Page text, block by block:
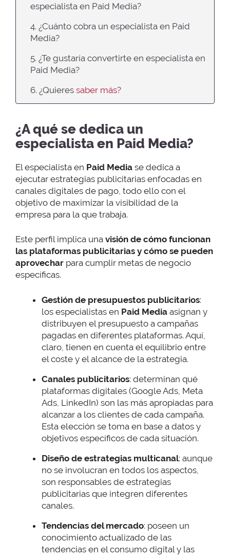
especialista en Paid Media?
4. ¿Cuánto cobra un especialista en Paid
Media?
5. ¿Te gustaría convertirte en especialista en
Paid Media?
6. ¿Quieres saber más?
¿A qué se dedica un
especialista en Paid Media?
El especialista en Paid Media se dedica a
ejecutar estrategias publicitarias enfocadas en
canales digitales de pago, todo ello con el
objetivo de maximizar la visibilidad de la
empresa para la que trabaja.
Este perfil implica una visión de cómo funcionan
las plataformas publicitarias y cómo se pueden
aprovechar para cumplir metas de negocio
específicas.
Gestión de presupuestos publicitarios:
los especialistas en Paid Media asignan y
distribuyen el presupuesto a campañas
pagadas en diferentes plataformas. Aquí,
claro, tienen en cuenta el equilibrio entre
el coste y el alcance de la estrategia.
Canales publicitarios: determinan qué
plataformas digitales (Google Ads, Meta
Ads, LinkedIn) son las más apropiadas para
alcanzar a los clientes de cada campaña.
Esta elección se toma en base a datos y
objetivos específicos de cada situación.
Diseño de estrategias multicanal: aunque
no se involucran en todos los aspectos,
son responsables de estrategias
publicitarias que integren diferentes
canales.
Tendencias del mercado: poseen un
conocimiento actualizado de las
tendencias en el consumo digital y las